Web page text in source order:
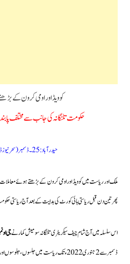
کوویڈ اور اومی کرون کے
حکومت تلنگانہ کی جانب سے مختلف
حیدرآباد: 25۔ڈسمبر(سحرنیوزڈاٹ کام)
ملک اور ریاست میں کوویڈ اور اومی کرون کے بڑھتے ہوئے
پھر تین دن قبل ریاستی ہائی کورٹ کی ہدایت کے بعد آج ریاستی
اس سلسلہ میں آج شام چیف سیکریٹری تلنگانہ سومیش کمار نےجی او
ڈسمبر سے 2 جنوری 2022ء تک ریاست میں